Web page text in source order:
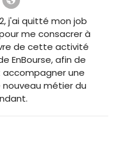
j'ai quitté mon job
me consacrer à
de cette activité
EnBourse, afin de
une
métier du